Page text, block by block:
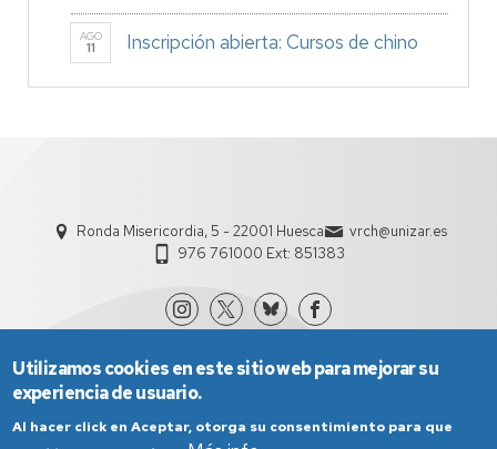
AGO
11 Inscripción abierta: Cursos de chino
Ronda Misericordia, 5 - 22001 Huesca
vrch@unizar.es
976 761000 Ext: 851383
Utilizamos cookies en este sitio web para mejorar su
experiencia de usuario.
Al hacer click en Aceptar, otorga su consentimiento para que